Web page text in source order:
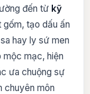
đến từ kỹ
tạo dấu ấn
hay ly sứ men
mạc, hiện
ưa chuộng sự
chuyên môn